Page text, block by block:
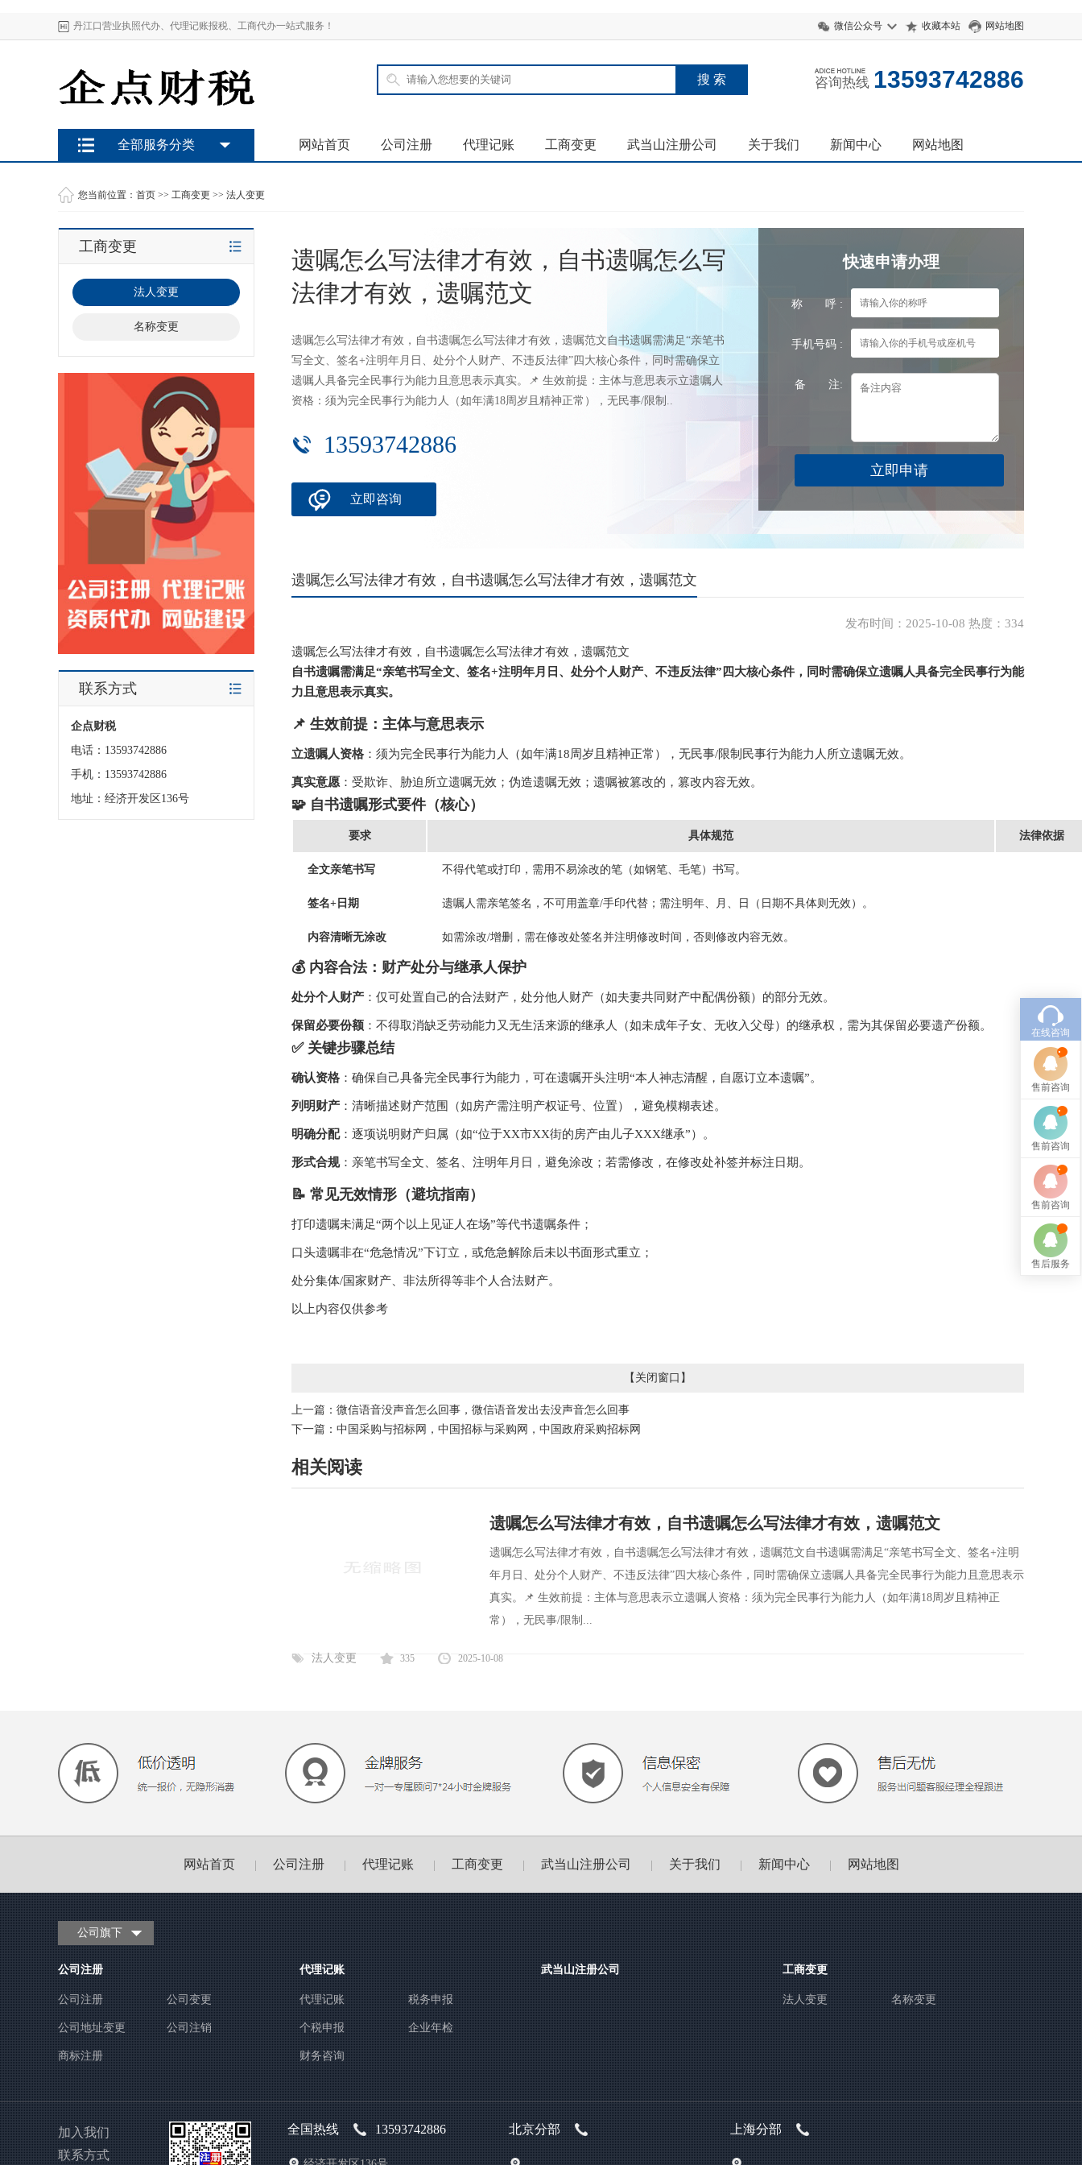
丹江口营业执照代办、代理记账报税、工商代办一站式服务！ 微信公众号 收藏本站 网站地图
咨询热线 13593742886
网站首页 公司注册 代理记账 工商变更 武当山注册公司 关于我们 新闻中心 网站地图
全部服务分类
您当前位置： 首页 >> 工商变更 >> 法人变更
工商变更
法人变更
名称变更
联系方式
企点财税
电话：13593742886
手机：13593742886
地址：经济开发区136号
遗嘱怎么写法律才有效，自书遗嘱怎么写
法律才有效，遗嘱范文
遗嘱怎么写法律才有效，自书遗嘱怎么写法律才有效，遗嘱范文自书遗嘱需满足“亲笔书
写全文、签名+注明年月日、处分个人财产、不违反法律”四大核心条件，同时需确保立
遗嘱人具备完全民事行为能力且意思表示真实。📌 生效前提：主体与意思表示立遗嘱人
资格：须为完全民事行为能力人（如年满18周岁且精神正常），无民事/限制..
13593742886
立即咨询
快速申请办理
称 呼 :
手机号码 :
备 注:
遗嘱怎么写法律才有效，自书遗嘱怎么写法律才有效，遗嘱范文
发布时间：2025-10-08 热度：334
遗嘱怎么写法律才有效，自书遗嘱怎么写法律才有效，遗嘱范文
自书遗嘱需满足“亲笔书写全文、签名+注明年月日、处分个人财产、不违反法律”四大核心条件，同时需确保立遗嘱人具备完全民事行为能
力且意思表示真实。
📌 生效前提：主体与意思表示
立遗嘱人资格 ：须为完全民事行为能力人（如年满18周岁且精神正常），无民事/限制民事行为能力人所立遗嘱无效。
真实意愿 ：受欺诈、胁迫所立遗嘱无效；伪造遗嘱无效；遗嘱被篡改的，篡改内容无效。
🧩 自书遗嘱形式要件（核心）
要求 具体规范 法律依据
全文亲笔书写 不得代笔或打印，需用不易涂改的笔（如钢笔、毛笔）书写。
签名+日期 遗嘱人需亲笔签名，不可用盖章/手印代替；需注明年、月、日（日期不具体则无效）。
内容清晰无涂改 如需涂改/增删，需在修改处签名并注明修改时间，否则修改内容无效。
💰 内容合法：财产处分与继承人保护
处分个人财产 ：仅可处置自己的合法财产，处分他人财产（如夫妻共同财产中配偶份额）的部分无效。
保留必要份额 ：不得取消缺乏劳动能力又无生活来源的继承人（如未成年子女、无收入父母）的继承权，需为其保留必要遗产份额。
✅ 关键步骤总结
确认资格 ：确保自己具备完全民事行为能力，可在遗嘱开头注明“本人神志清醒，自愿订立本遗嘱”。
列明财产 ：清晰描述财产范围（如房产需注明产权证号、位置），避免模糊表述。
明确分配：逐项说明财产归属（如“位于XX市XX街的房产由儿子XXX继承”）。
形式合规：亲笔书写全文、签名、注明年月日，避免涂改；若需修改，在修改处补签并标注日期。
📝 常见无效情形（避坑指南）
打印遗嘱未满足“两个以上见证人在场”等代书遗嘱条件；
口头遗嘱非在“危急情况”下订立，或危急解除后未以书面形式重立；
处分集体/国家财产、非法所得等非个人合法财产。
以上内容仅供参考
【 关闭窗口 】
上一篇： 微信语音没声音怎么回事，微信语音发出去没声音怎么回事
下一篇： 中国采购与招标网，中国招标与采购网，中国政府采购招标网
相关阅读
遗嘱怎么写法律才有效，自书遗嘱怎么写法律才有效，遗嘱范文
遗嘱怎么写法律才有效，自书遗嘱怎么写法律才有效，遗嘱范文自书遗嘱需满足“亲笔书写全文、签名+注明
年月日、处分个人财产、不违反法律”四大核心条件，同时需确保立遗嘱人具备完全民事行为能力且意思表示
真实。📌 生效前提：主体与意思表示立遗嘱人资格：须为完全民事行为能力人（如年满18周岁且精神正
常），无民事/限制...
法人变更 335 2025-10-08
网站首页 公司注册 代理记账 工商变更 武当山注册公司 关于我们 新闻中心 网站地图
公司旗下
公司注册
公司注册 公司变更
公司地址变更 公司注销
商标注册
代理记账
代理记账 税务申报
个税申报 企业年检
财务咨询
武当山注册公司 工商变更
法人变更 名称变更
加入我们
联系方式
全国热线 13593742886 北京分部 上海分部
在线咨询
售前咨询
售前咨询
售前咨询
售后服务